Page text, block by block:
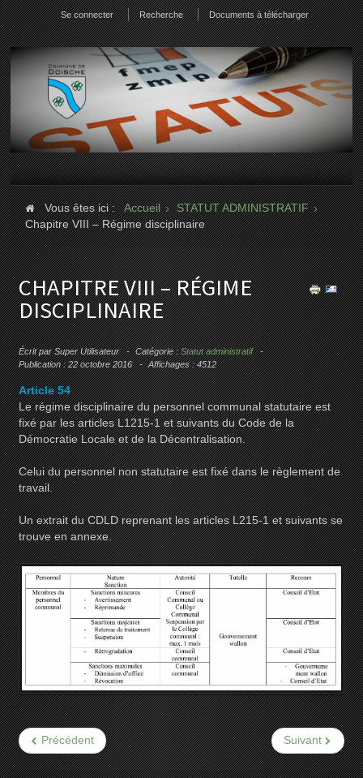
Se connecter Recherche Documents à télécharger
Vous êtes ici :Accueil
STATUT ADMINISTRATIF
Chapitre VIII – Régime disciplinaire
CHAPITRE VIII – RÉGIME
DISCIPLINAIRE
Écrit parSuper Utilisateur Catégorie :Statut administratif
Publication : 22 octobre 2016
Affichages : 4512
Article 54
Le régime disciplinaire du personnel communal statutaire est
fixé par les articles L1215-1 et suivants du Code de la
Démocratie Locale et de la Décentralisation.
Celui du personnel non statutaire est fixé dans le règlement de
travail.
Un extrait du CDLD reprenant les articles L215-1 et suivants se
trouve en annexe.
Précédent Suivant